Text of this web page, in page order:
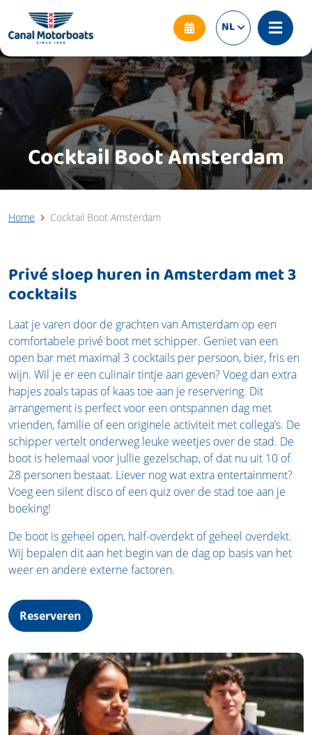
NL
Cocktail Boot Amsterdam
Home Cocktail Boot Amsterdam
Privé sloep huren in Amsterdam met 3
cocktails
Laat je varen door de grachten van Amsterdam op een
comfortabele privé boot met schipper. Geniet van een
open bar met maximal 3 cocktails per persoon, bier, fris en
wijn. Wil je er een culinair tintje aan geven? Voeg dan extra
hapjes zoals tapas of kaas toe aan je reservering. Dit
arrangement is perfect voor een ontspannen dag met
vrienden, familie of een originele activiteit met collega’s. De
schipper vertelt onderweg leuke weetjes over de stad. De
boot is helemaal voor jullie gezelschap, of dat nu uit 10 of
28 personen bestaat. Liever nog wat extra entertainment?
Voeg een silent disco of een quiz over de stad toe aan je
boeking!
De boot is geheel open, half-overdekt of geheel overdekt.
Wij bepalen dit aan het begin van de dag op basis van het
weer en andere externe factoren.
Reserveren